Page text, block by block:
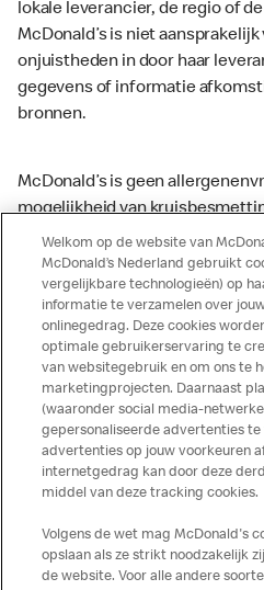
lokale leverancier, de regio of
McDonald’s is niet
onjuistheden in door haar
gegevens of informatie
bronnen.
McDonald’s is geen
mogelijkheid van
aanwezig. McDonald’s kan
haar producten geen sporen
McDonald’s aanvaardt daarom
indien een gast als gevolg van
spoor van) een allergeen
producten kunnen sporen
ingrediënten. McDonald’s
voedingswaarde- en
te houden. De verstrekte
toepassing op de in Nederland
meer informatie over
op de McDonald's website of in
Publicatiefouten voorbehouden.
Welkom op de website van
McDonald’s Nederland gebruikt
vergelijkbare technologieën) op
informatie te verzamelen over
onlinegedrag. Deze cookies
optimale gebruikerservaring te
van websitegebruik en om ons te
marketingprojecten. Daarnaast
(waaronder social media-
gepersonaliseerde advertenties te
advertenties op jouw voorkeuren
internetgedrag kan door deze
middel van deze tracking cookies.
Volgens de wet mag McDonald's
opslaan als ze strikt noodzakelijk
de website. Voor alle andere